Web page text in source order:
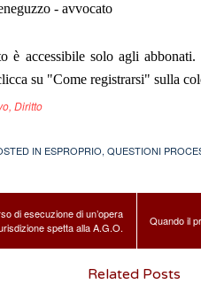
- avvocato
è accessibile solo agli
su "Come registrarsi" sulla
, Diritto
IN ESPROPRIO, QUESTIONI
di esecuzione di un’opera
spetta alla A.G.O.
Quando il
Related Posts